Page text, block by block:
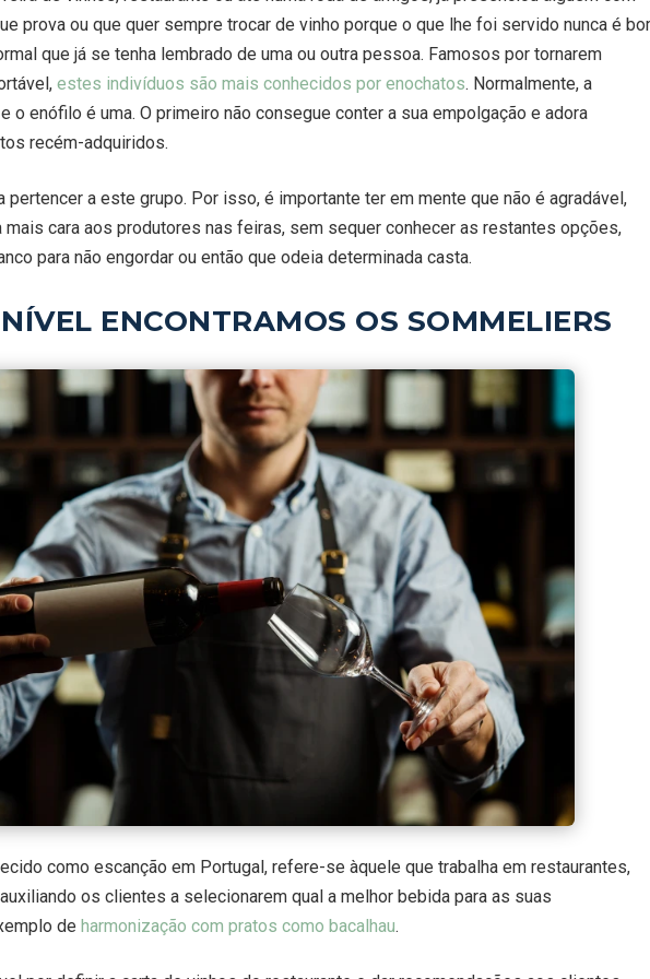
prova ou que quer sempre trocar de vinho porque o que lhe foi servido nunca é
que já se tenha lembrado de uma ou outra pessoa. Famosos por tornarem
estes indivíduos são mais conhecidos por enochatos. Normalmente, a
o enófilo é uma. O primeiro não consegue conter a sua empolgação e adora
recém-adquiridos.
pertencer a este grupo. Por isso, é importante ter em mente que não é agradável,
mais cara aos produtores nas feiras, sem sequer conhecer as restantes opções,
para não engordar ou então que odeia determinada casta.
ENCONTRAMOS OS SOMMELIERS
como escanção em Portugal, refere-se àquele que trabalha em restaurantes,
os clientes a selecionarem qual a melhor bebida para as suas
deharmonização com pratos como bacalhau.